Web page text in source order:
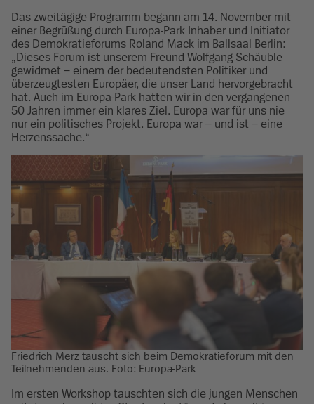
Das zweitägige Programm begann am 14. November mit
einer Begrüßung durch Europa-Park Inhaber und Initiator
des Demokratieforums Roland Mack im Ballsaal Berlin:
„Dieses Forum ist unserem Freund Wolfgang Schäuble
gewidmet – einem der bedeutendsten Politiker und
überzeugtesten Europäer, die unser Land hervorgebracht
hat. Auch im Europa-Park hatten wir in den vergangenen
50 Jahren immer ein klares Ziel. Europa war für uns nie
nur ein politisches Projekt. Europa war – und ist – eine
Herzenssache.“
Friedrich Merz tauscht sich beim Demokratieforum mit den
Teilnehmenden aus. Foto: Europa-Park
Im ersten Workshop tauschten sich die jungen Menschen